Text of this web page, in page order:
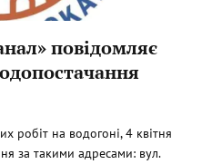
повідомляє
робіт на водогоні, 4 квітня
за такими адресами: вул.